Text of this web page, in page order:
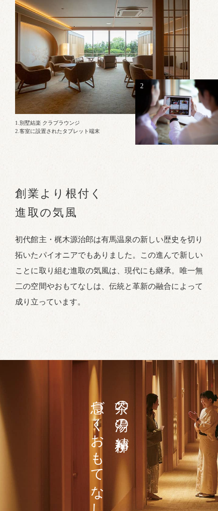
1.別墅結楽 クラブラウンジ
2.客室に設置されたタブレット端末
創業より根付く
進取の気風
初代館主・梶木源治郎は有馬温泉の新しい歴史を切り
拓いたパイオニアでもありました。この進んで新しい
ことに取り組む進取の気風は、現代にも継承。唯一無
二の空間やおもてなしは、伝統と革新の融合によって
成り立っています。
2
茶の湯の精神が
息づくおもてなし